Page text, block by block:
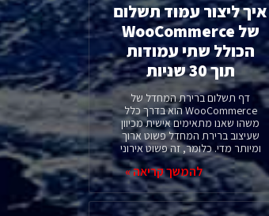
איך ליצור עמוד תשלום
של WooCommerce
הכולל שתי עמודות
תוך 30 שניות
דף תשלום ברירת המחדל של
WooCommerce הוא בדרך כלל
משהו שאנו מתאימים אישית מכיוון
שעיצוב ברירת המחדל פשוט ארוך
ומיותר מדי. כלומר, זה פשוט אירוני
להמשך קריאה »